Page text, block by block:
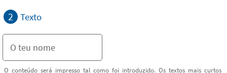
2 Texto
O conteúdo será impresso tal como foi introduzido. Os textos mais curtos